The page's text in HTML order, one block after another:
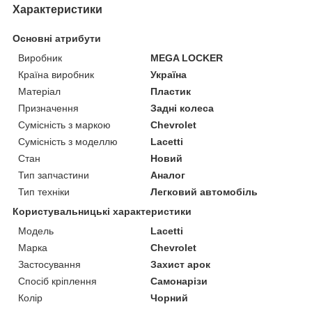
Характеристики
Основні атрибути
Виробник
MEGA LOCKER
Країна виробник
Україна
Матеріал
Пластик
Призначення
Задні колеса
Сумісність з маркою
Chevrolet
Сумісність з моделлю
Lacetti
Стан
Новий
Тип запчастини
Аналог
Тип техніки
Легковий автомобіль
Користувальницькі характеристики
Мoдель
Lacetti
Марка
Chevrolet
Застосування
Захист арок
Спосіб кріплення
Самонарізи
Колір
Чорний